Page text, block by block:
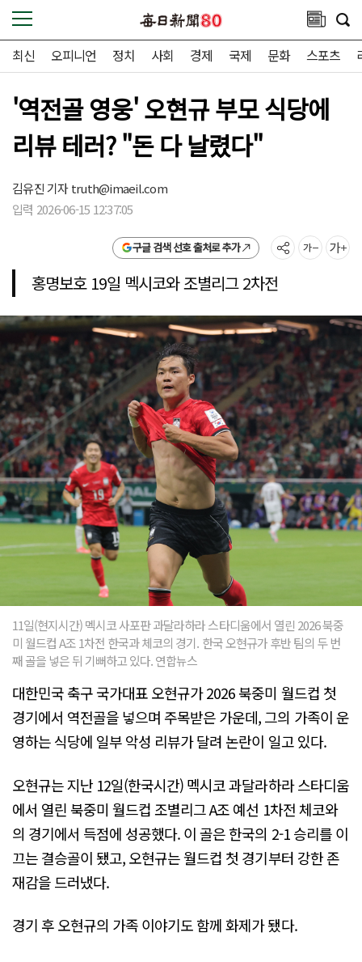
최신 오피니언 정치 사회 경제 국제 문화 스포츠
'역전골 영웅' 오현규 부모 식당에
리뷰 테러? "돈 다 날렸다"
김유진 기자truth@imaeil.com
입력 2026-06-15 12:37:05
구글 검색 선호 출처로 추가
홍명보호 19일 멕시코와 조별리그 2차전
11일(현지시간) 멕시코 사포판 과달라하라 스타디움에서 열린 2026 북중
미 월드컵 A조 1차전 한국과 체코의 경기. 한국 오현규가 후반 팀의 두 번
째 골을 넣은 뒤 기뻐하고 있다. 연합뉴스
대한민국 축구 국가대표 오현규가 2026 북중미 월드컵 첫
경기에서 역전골을 넣으며 주목받은 가운데, 그의 가족이 운
영하는 식당에 일부 악성 리뷰가 달려 논란이 일고 있다.
오현규는 지난 12일(한국시간) 멕시코 과달라하라 스타디움
에서 열린 북중미 월드컵 조별리그 A조 예선 1차전 체코와
의 경기에서 득점에 성공했다. 이 골은 한국의 2-1 승리를 이
끄는 결승골이 됐고, 오현규는 월드컵 첫 경기부터 강한 존
재감을 드러냈다.
경기 후 오현규의 가족 이야기도 함께 화제가 됐다.